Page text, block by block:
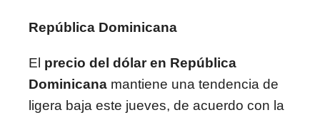
República Dominicana
El precio del dólar en República
Dominicana mantiene una tendencia de
ligera baja este jueves, de acuerdo con la